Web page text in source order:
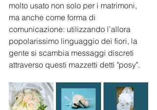
molto usato non solo per i matrimoni,
ma anche come forma di
comunicazione: utilizzando l’allora
popolarissimo linguaggio dei fiori, la
gente si scambia messaggi discreti
attraverso questi mazzetti detti "posy".